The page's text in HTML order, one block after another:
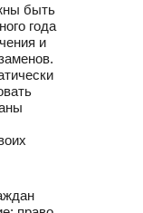
быть
года
и